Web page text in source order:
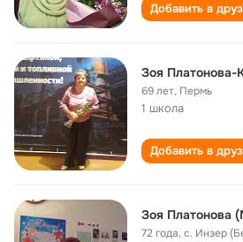
Добавить в
Зоя Платонова-
69 лет, Пермь
1 школа
Добавить в
72 года,с. Инзер